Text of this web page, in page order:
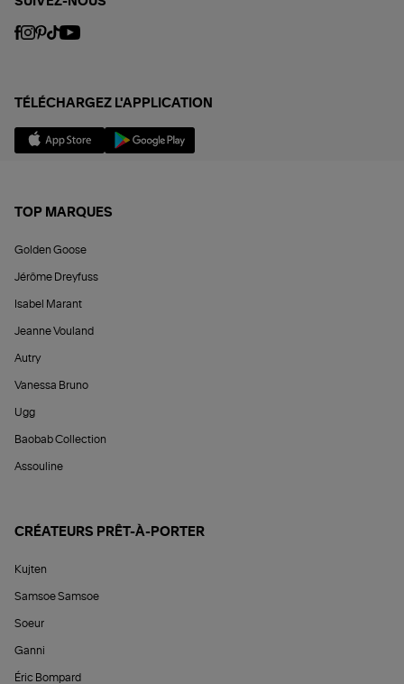
TÉLÉCHARGEZ L'APPLICATION
TOP MARQUES
Golden Goose
Jérôme Dreyfuss
Isabel Marant
Jeanne Vouland
Autry
Vanessa Bruno
Ugg
Baobab Collection
Assouline
CRÉATEURS PRÊT-À-PORTER
Kujten
Samsoe Samsoe
Soeur
Ganni
Éric Bompard